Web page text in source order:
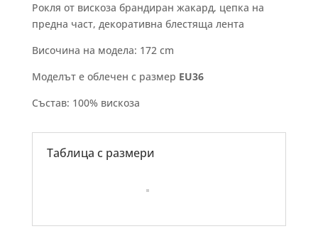
Рокля от вискоза брандиран жакард, цепка на
предна част, декоративна блестяща лента
Височина на модела: 172 cm
Моделът е облечен с размер EU36
Състав: 100% вискоза
Таблица с размери